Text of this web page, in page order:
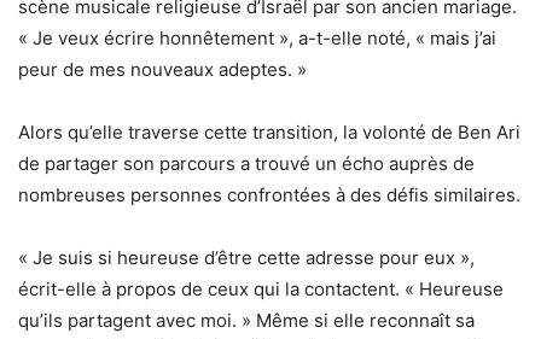
scène musicale religieuse d’Israël par son ancien mariage.
« Je veux écrire honnêtement », a-t-elle noté, « mais j’ai
peur de mes nouveaux adeptes. »
Alors qu’elle traverse cette transition, la volonté de Ben Ari
de partager son parcours a trouvé un écho auprès de
nombreuses personnes confrontées à des défis similaires.
« Je suis si heureuse d’être cette adresse pour eux »,
écrit-elle à propos de ceux qui la contactent. « Heureuse
qu’ils partagent avec moi. » Même si elle reconnaît sa